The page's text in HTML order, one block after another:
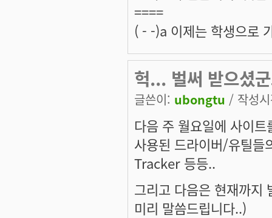
====
( - -)a 이제는 학생으로
헉... 벌써 받으셨
글쓴이: ubongtu / 작성
다음 주 월요일에 사이
사용된 드라이버/유틸
Tracker 등등..
그리고 다음은 현재까지
미리 말씀드립니다..)